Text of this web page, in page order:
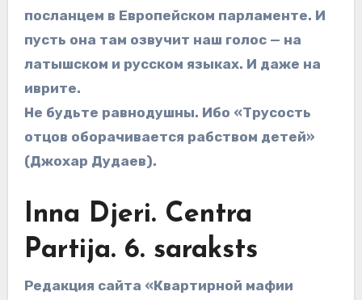
посланцем в Европейском парламенте. И
пусть она там озвучит наш голос — на
латышском и русском языках. И даже на
иврите.
Не будьте равнодушны. Ибо «Трусость
отцов оборачивается рабством детей»
(Джохар Дудаев).
Inna Djeri. Centra
Partija. 6. saraksts
Редакция сайта «Квартирной мафии